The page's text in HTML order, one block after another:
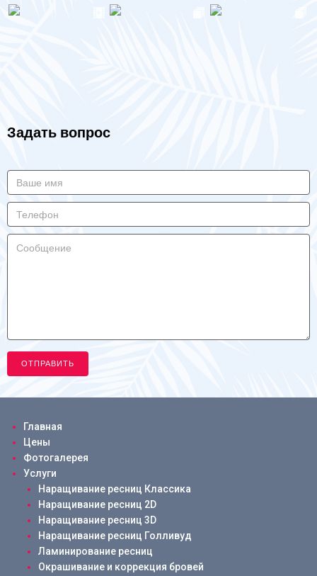
Задать вопрос​
Главная
Цены
Фотогалерея
Услуги
Наращивание ресниц Классика
Наращивание ресниц 2D
Наращивание ресниц 3D
Наращивание ресниц Голливуд
Ламинирование ресниц
Окрашивание и коррекция бровей